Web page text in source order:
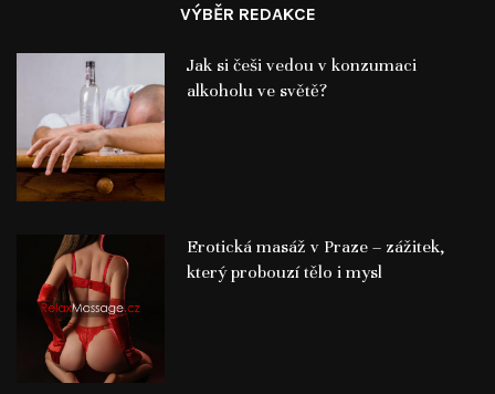
VÝBĚR REDAKCE
Jak si češi vedou v konzumaci
alkoholu ve světě?
Erotická masáž v Praze – zážitek,
který probouzí tělo i mysl